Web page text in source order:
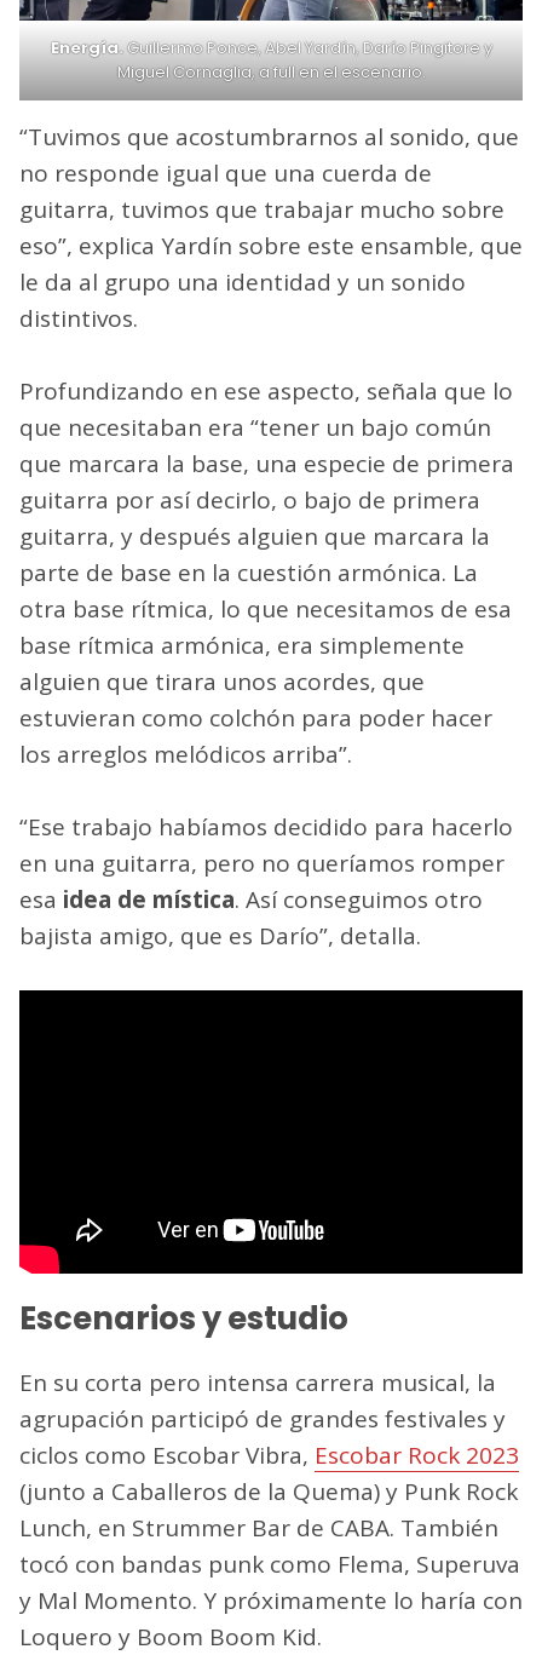
Energía.Guillermo Ponce, Abel Yardín, Darío Pingitore y
Miguel Cornaglia, a full en el escenario.
“Tuvimos que acostumbrarnos al sonido, que
no responde igual que una cuerda de
guitarra, tuvimos que trabajar mucho sobre
eso”, explica Yardín sobre este ensamble, que
le da al grupo una identidad y un sonido
distintivos.
Profundizando en ese aspecto, señala que lo
que necesitaban era “tener un bajo común
que marcara la base, una especie de primera
guitarra por así decirlo, o bajo de primera
guitarra, y después alguien que marcara la
parte de base en la cuestión armónica. La
otra base rítmica, lo que necesitamos de esa
base rítmica armónica, era simplemente
alguien que tirara unos acordes, que
estuvieran como colchón para poder hacer
los arreglos melódicos arriba”.
“Ese trabajo habíamos decidido para hacerlo
en una guitarra, pero no queríamos romper
esa idea de mística. Así conseguimos otro
bajista amigo, que es Darío”, detalla.
Escenarios y estudio
En su corta pero intensa carrera musical, la
agrupación participó de grandes festivales y
ciclos como Escobar Vibra, Escobar Rock 2023
(junto a Caballeros de la Quema) y Punk Rock
Lunch, en Strummer Bar de CABA. También
tocó con bandas punk como Flema, Superuva
y Mal Momento. Y próximamente lo haría con
Loquero y Boom Boom Kid.